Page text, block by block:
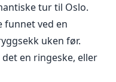
tur til Oslo.
funnet ved en
uken før.
en ringeske, eller